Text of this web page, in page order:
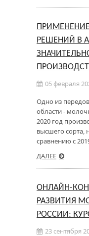
РЕШЕНИЙ В
05 февраля
Одно из
области -
2020 год
высшего сорта,
сравнению с
ДАЛЕЕ
ОНЛАЙН-
РАЗВИТИЯ
РОССИИ:
23 сентября